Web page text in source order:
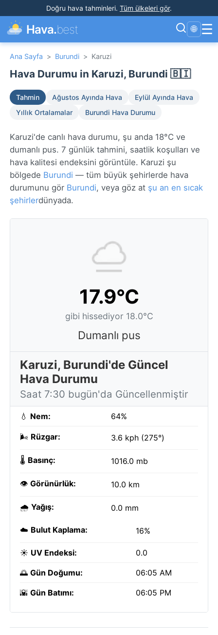
Doğru hava tahminleri. Tüm ülkeleri gör.
Hava.best 🌐 ☰
Ana Sayfa > Burundi > Karuzi
Hava Durumu in Karuzi, Burundi 🇧🇮
Tahmin Ağustos Ayında Hava
Eylül Ayında Hava
Yıllık Ortalamalar
Burundi Hava Durumu
Karuzi'de canlı hava durumu, şu anda 18°C ve
dumanlı pus. 7 günlük tahmini, saatlik koşulları ve
hava kalitesi endeksini görüntüle. Karuzi şu
bölgede Burundi — tüm büyük şehirlerde hava
durumunu gör Burundi, veya göz at şu an en sıcak
şehirlerdünyada.
17.9°C
gibi hissediyor 18.0°C
Dumanlı pus
Karuzi, Burundi'de Güncel
Hava Durumu
Saat 7:30 bugün'da Güncellenmiştir
💧 Nem: 64%
🌬️ Rüzgar: 3.6 kph (275°)
🌡️ Basınç: 1016.0 mb
👁️ Görünürlük: 10.0 km
🌧️ Yağış: 0.0 mm
☁️ Bulut Kaplama: 16%
☀️ UV Endeksi: 0.0
🌅 Gün Doğumu: 06:05 AM
🌇 Gün Batımı: 06:05 PM